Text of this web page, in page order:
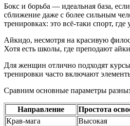
Бокс и борьба — идеальная база,
сближение даже с более сильным
тренировках: это всё-таки спорт,
Айкидо, несмотря на красивую
Хотя есть школы, где преподают
Для женщин отлично подходят
тренировки часто включают
Сравним основные параметры
Направление Простота
Крав-мага
Высокая